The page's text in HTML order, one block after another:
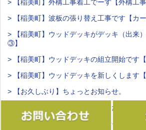
> 【稲美町】外構工事着工でーす【外構工
> 【稲美町】波板の張り替え工事です【カー
> 【稲美町】ウッドデッキがデッキ（出来
③】
> 【稲美町】ウッドデッキの組立開始です
> 【稲美町】ウッドデッキを新しくします
> 【お久しぶり】ちょっとお知らせ。
> 【今さら】大池まつり楽しかった。
> 【加古大池】おおいけまつり行ってきます